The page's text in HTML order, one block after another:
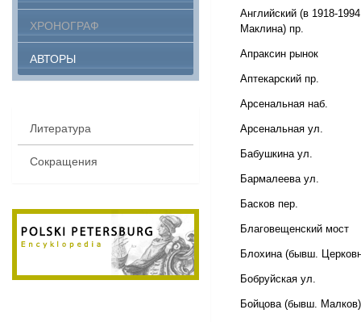
ХРОНОГРАФ
АВТОРЫ
Литература
Сокращения
Английский (в 1918-
Маклина) пр.
Апраксин рынок
Аптекарский пр.
Арсенальная наб.
Арсенальная ул.
Бабушкина ул.
Бармалеева ул.
Басков пер.
Благовещенский мост
Блохина (бывш.
Бобруйская ул.
Бойцова (бывш.